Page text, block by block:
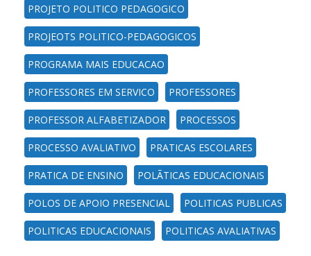
PROJETO POLITICO PEDAGOGICO
PROJEOTS POLITICO-PEDAGOGICOS
PROGRAMA MAIS EDUCACAO
PROFESSORES EM SERVICO PROFESSORES
PROFESSOR ALFABETIZADOR PROCESSOS
PROCESSO AVALIATIVO PRATICAS ESCOLARES
PRATICA DE ENSINO POLÃTICAS EDUCACIONAIS
POLOS DE APOIO PRESENCIAL POLITICAS PUBLICAS
POLITICAS EDUCACIONAIS POLITICAS AVALIATIVAS